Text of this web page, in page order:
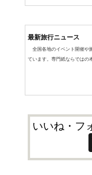
最新旅行ニュース
全国各地のイベント開催や
ています。専門紙ならではの
いいね・フ